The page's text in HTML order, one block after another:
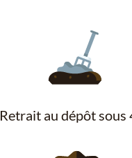
Retrait au dépôt sous